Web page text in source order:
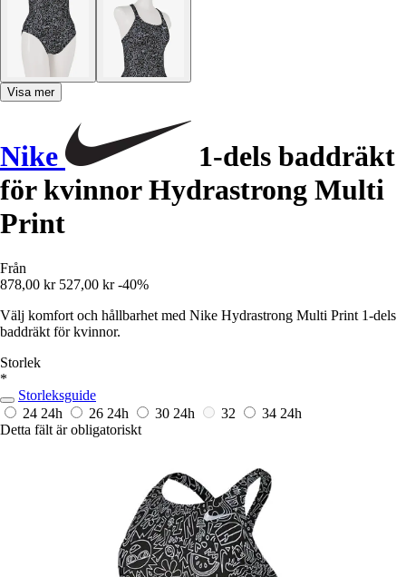
Visa mer
Nike
1-dels baddräkt
för kvinnor Hydrastrong Multi
Print
Från
878,00 kr 527,00 kr -40%
Välj komfort och hållbarhet med Nike Hydrastrong Multi Print 1-dels
baddräkt för kvinnor.
Storlek
*
Storleksguide
24 24h 26 24h 30 24h 32 34 24h
Detta fält är obligatoriskt